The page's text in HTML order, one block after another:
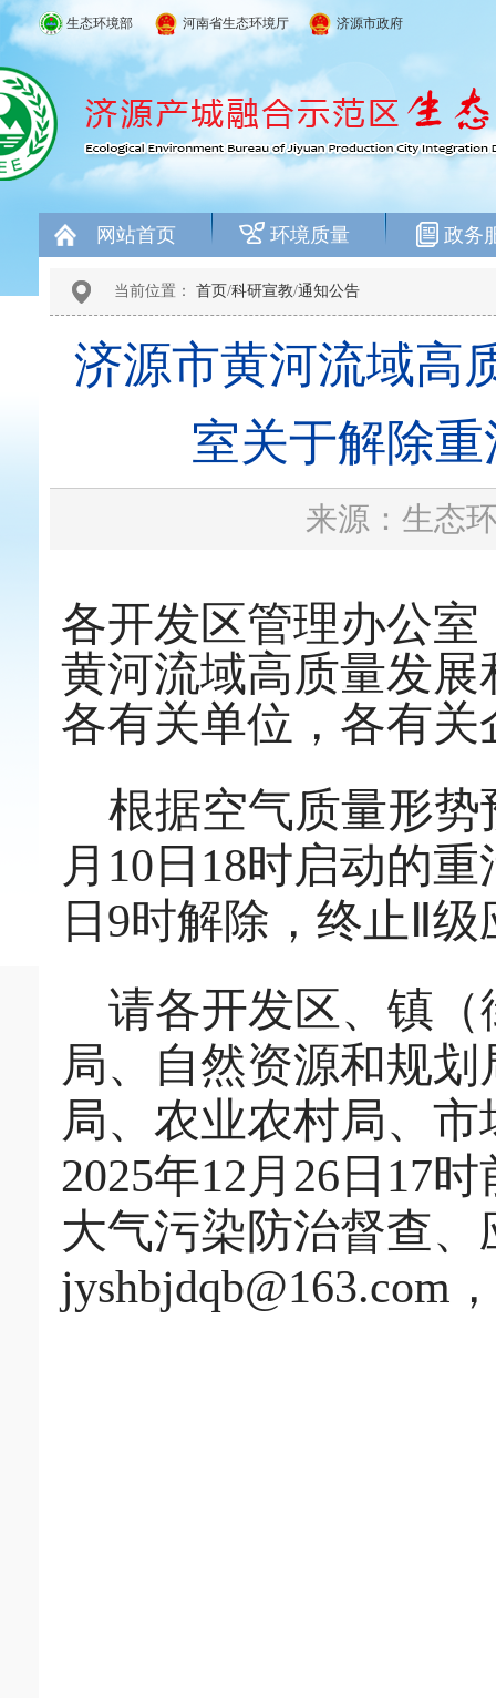
生态环境部 河南省生态环境厅 济源市政府
网站首页 环境质量 政务
当前位置： 首页/科研宣教/通知公告
济源市黄河流域高
室关于解除
来源：生
各开发区管理办公
黄河流域高质量发
各有关单位，各有关
根据空气质量形势
月 10 日 18时启动的重
日 9时解除，终止 Ⅱ级
请各开发区、镇（
局、自然资源和规
局、农业农村局、 市
2025年12 月 26 日 17时
大气污染防治督查
jyshbjdqb@163.com